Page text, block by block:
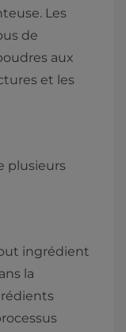
Les
de
aux
et les
plusieurs
ingrédient
la